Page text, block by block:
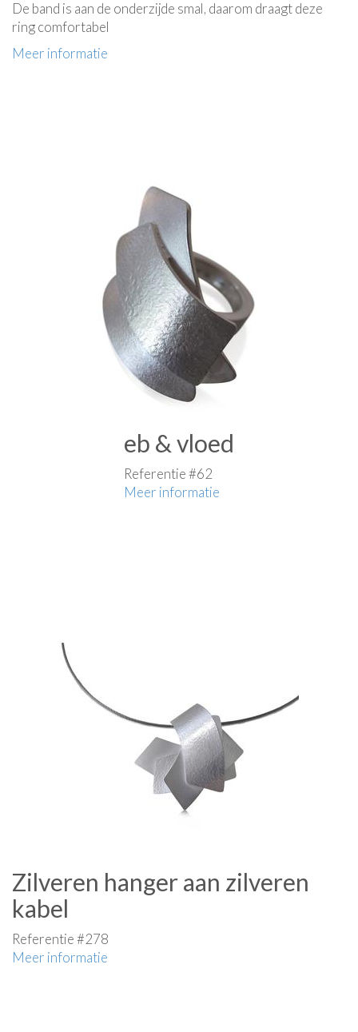
De band is aan de onderzijde smal, daarom draagt deze
ring comfortabel
Meer informatie
eb & vloed
Referentie #62
Meer informatie
Zilveren hanger aan zilveren
kabel
Referentie #278
Meer informatie